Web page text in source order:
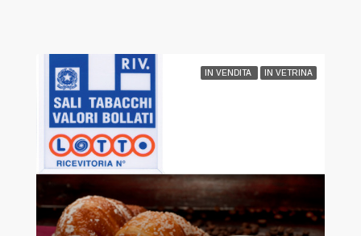
IN VENDITA IN VETRINA